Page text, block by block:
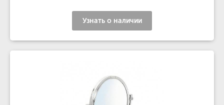
Узнать о наличии